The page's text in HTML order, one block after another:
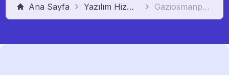
Ana Sayfa Yazılım Hizmeti Gaziosmanpaşa